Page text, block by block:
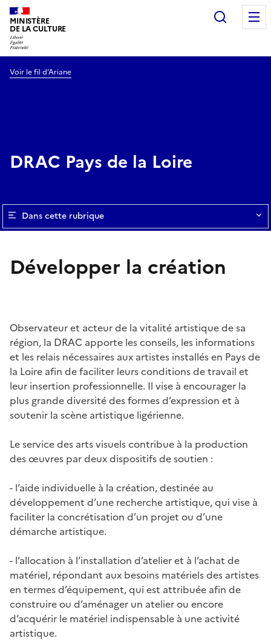
MINISTÈRE
DE LA CULTURE
Voir le fil d’Ariane
DRAC Pays de la Loire
Dans cette rubrique
Développer la création
Observateur et acteur de la vitalité artistique de sa
région, la DRAC apporte les conseils, les informations
et les relais nécessaires aux artistes installés en Pays de
la Loire afin de faciliter leurs conditions de travail et
leur insertion professionnelle. Il vise à encourager la
plus grande diversité des formes d’expression et à
soutenir la scène artistique ligérienne.
Le service des arts visuels contribue à la production
des œuvres par deux dispositifs de soutien :
- l’aide individuelle à la création, destinée au
développement d’une recherche artistique, qui vise à
faciliter la concrétisation d’un projet ou d’une
démarche artistique.
- l’allocation à l’installation d’atelier et à l’achat de
matériel, répondant aux besoins matériels des artistes
en termes d’équipement, qui est attribuée afin de
construire ou d’aménager un atelier ou encore
d’acquérir le matériel indispensable à une activité
artistique.